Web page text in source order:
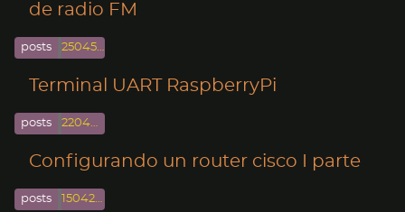
de radio FM
posts 250458-04-254
Terminal UART RaspberryPi
posts 220442-04-224
Configurando un router cisco I parte
posts 150426-04-154